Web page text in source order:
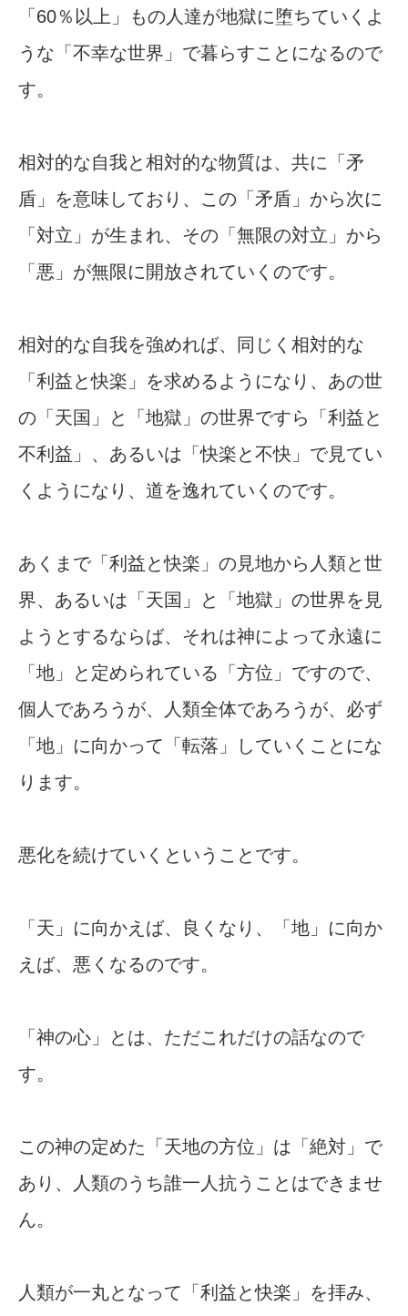
「60％以上」もの人達が地獄に堕ちていくよ
うな「不幸な世界」で暮らすことになるので
す。
相対的な自我と相対的な物質は、共に「矛
盾」を意味しており、この「矛盾」から次に
「対立」が生まれ、その「無限の対立」から
「悪」が無限に開放されていくのです。
相対的な自我を強めれば、同じく相対的な
「利益と快楽」を求めるようになり、あの世
の「天国」と「地獄」の世界ですら「利益と
不利益」、あるいは「快楽と不快」で見てい
くようになり、道を逸れていくのです。
あくまで「利益と快楽」の見地から人類と世
界、あるいは「天国」と「地獄」の世界を見
ようとするならば、それは神によって永遠に
「地」と定められている「方位」ですので、
個人であろうが、人類全体であろうが、必ず
「地」に向かって「転落」していくことにな
ります。
悪化を続けていくということです。
「天」に向かえば、良くなり、「地」に向か
えば、悪くなるのです。
「神の心」とは、ただこれだけの話なので
す。
この神の定めた「天地の方位」は「絶対」で
あり、人類のうち誰一人抗うことはできませ
ん。
人類が一丸となって「利益と快楽」を拝み、